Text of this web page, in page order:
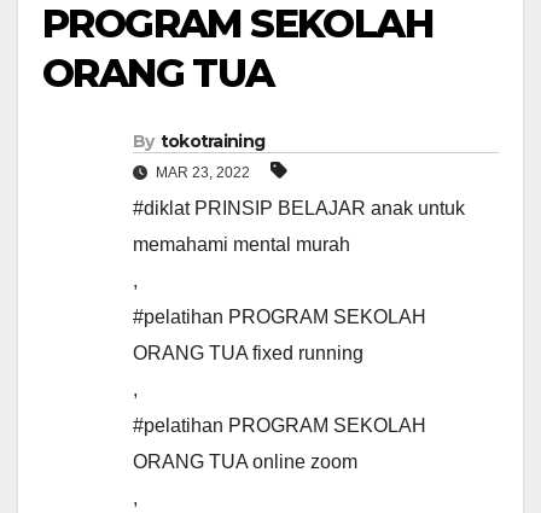
PROGRAM SEKOLAH
ORANG TUA
By tokotraining
MAR 23, 2022
#diklat PRINSIP BELAJAR anak untuk
memahami mental murah
,
#pelatihan PROGRAM SEKOLAH
ORANG TUA fixed running
,
#pelatihan PROGRAM SEKOLAH
ORANG TUA online zoom
,